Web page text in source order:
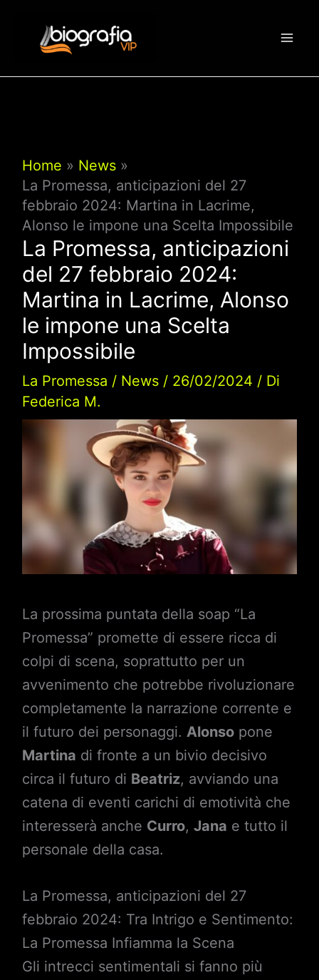
contenuto
Home
News
La Promessa, anticipazioni del 27
febbraio 2024: Martina in Lacrime,
Alonso le impone una Scelta Impossibile
La Promessa, anticipazioni
del 27 febbraio 2024:
Martina in Lacrime, Alonso
le impone una Scelta
Impossibile
La Promessa / News/ 26/02/2024 / Di
Federica M.
La prossima puntata della soap “La
Promessa” promette di essere ricca di
colpi di scena, soprattutto per un
avvenimento che potrebbe rivoluzionare
completamente la narrazione corrente e
il futuro dei personaggi. Alonsopone
Martina di fronte a un bivio decisivo
circa il futuro di Beatriz, avviando una
catena di eventi carichi di emotività che
interesserà anche Curro, Jana e tutto il
personale della casa.
La Promessa, anticipazioni del 27
febbraio 2024: Tra Intrigo e Sentimento:
La Promessa Infiamma la Scena
Gli intrecci sentimentali si fanno più